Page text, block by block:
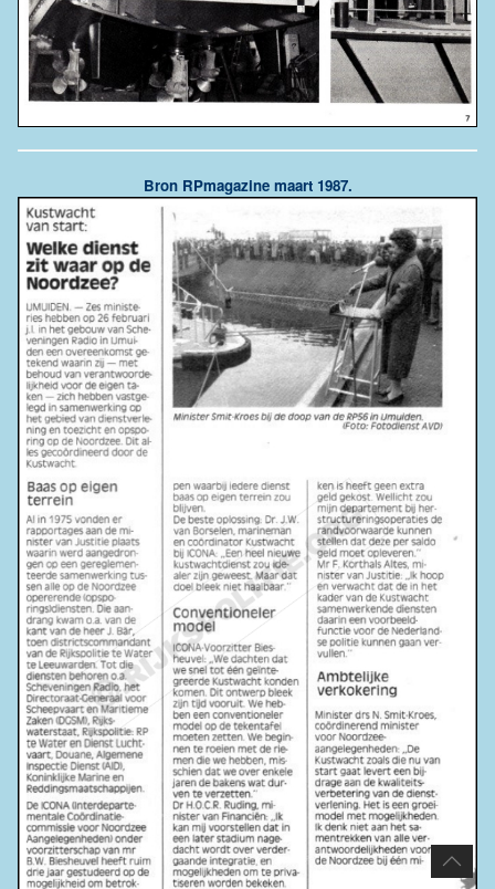
Bron RPmagazine maart 1987.